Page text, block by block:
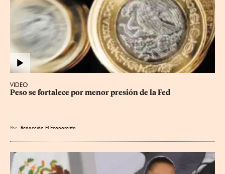
VIDEO
Peso se fortalece por menor presión de la Fed
Por Redacción El Economista